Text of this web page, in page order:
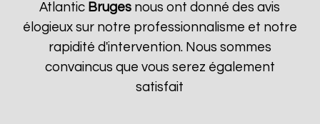
Atlantic Bruges nous ont donné des avis
élogieux sur notre professionnalisme et notre
rapidité d'intervention. Nous sommes
convaincus que vous serez également
satisfait